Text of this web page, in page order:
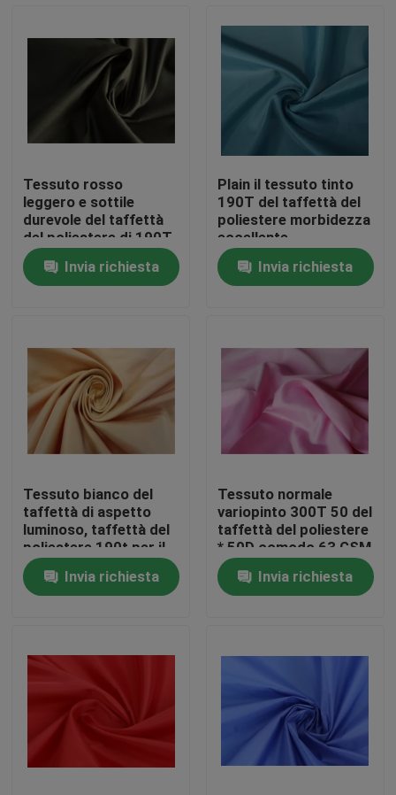
Benvenuto
su di noi
Visita della fabbrica
Controllo di qualità
Contattaci
tessuto del taffettà del poliestere
Tessuto di nylon del taffettà
Tessuto rosso
leggero e sottile
durevole del taffettà
del poliestere di 190T
180t, del plaid del
taffettàInvia richiesta
Plain il tessuto tinto
190T del taffettà del
poliestere morbidezza
eccellente
dell'aspetto luminoso
di 50 GSMInvia richiesta
Tessuto bianco del
taffettà di aspetto
luminoso, taffettà del
poliestere 190t per il
materiale della fodera
Invia richiesta
Tessuto normale
variopinto 300T 50 del
taffettà del poliestere
* 50D comodo 63 GSM
Invia richiesta